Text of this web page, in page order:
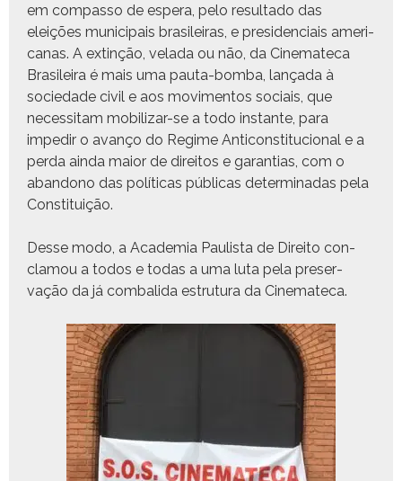
em com­pas­so de espera, pelo resul­ta­do das
eleições munic­i­pais brasileiras, e pres­i­den­ci­ais amer­i­
canas. A extinção, vela­da ou não, da Cin­e­mate­ca
Brasileira é mais uma pau­ta-bom­ba, lança­da à
sociedade civ­il e aos movi­men­tos soci­ais, que
neces­si­tam mobi­lizar-se a todo instante, para
impedir o avanço do Regime Anti­con­sti­tu­cional e a
per­da ain­da maior de dire­itos e garan­tias, com o
aban­dono das políti­cas públi­cas deter­mi­nadas pela
Constituição.
Desse modo, a Acad­e­mia Paulista de Dire­ito con­
clam­ou a todos e todas a uma luta pela preser­
vação da já com­bal­i­da estru­tu­ra da Cinemateca.